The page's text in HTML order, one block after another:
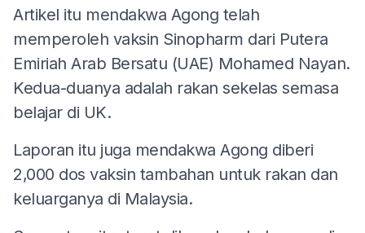
Artikel itu mendakwa Agong telah
memperoleh vaksin Sinopharm dari Putera
Emiriah Arab Bersatu (UAE) Mohamed Nayan.
Kedua-duanya adalah rakan sekelas semasa
belajar di UK.
Laporan itu juga mendakwa Agong diberi
2,000 dos vaksin tambahan untuk rakan dan
keluarganya di Malaysia.